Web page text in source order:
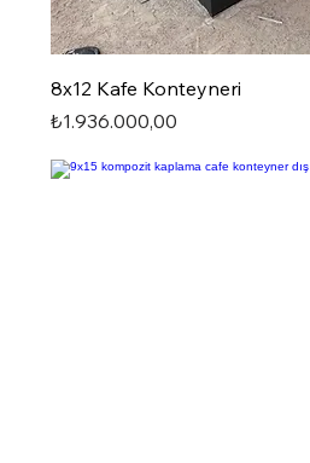
8x12 Kafe Konteyneri
Fiyat
₺1.936.000,00